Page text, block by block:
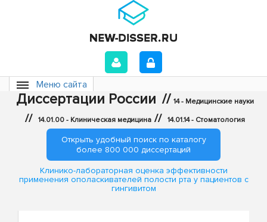
Меню сайта
Диссертации России // 14 - Медицинские науки
// 14.01.00 - Клиническая медицина // 14.01.14 - Стоматология
Открыть удобный поиск по каталогу
более 800 000 диссертаций
Клинико-лабораторная оценка эффективности
применения ополаскивателей полости рта у пациентов с
гингивитом